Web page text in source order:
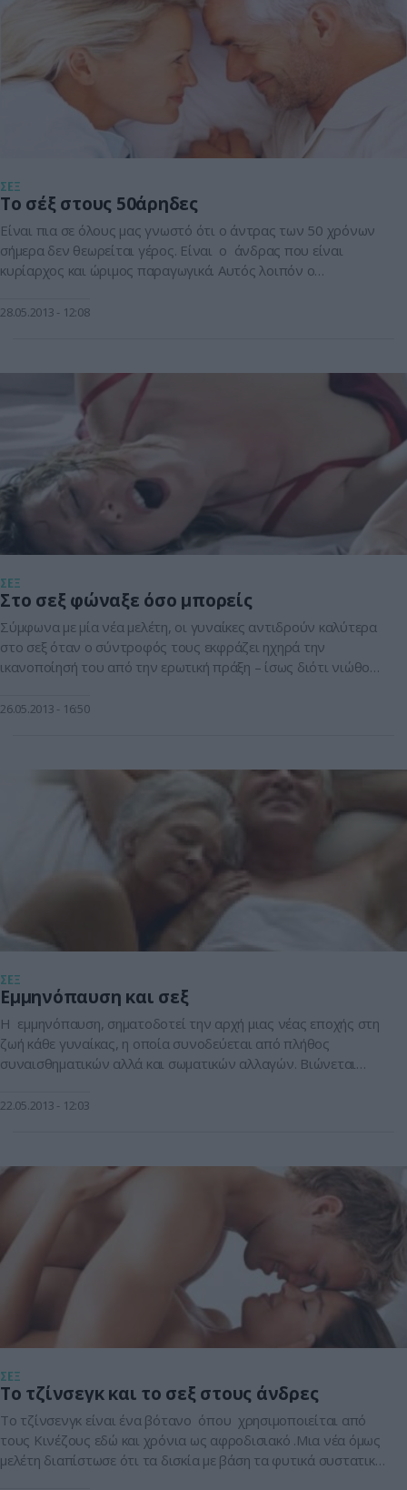
ΣΕΞ
Το σέξ στους 50άρηδες
Είναι πια σε όλους μας γνωστό ότι ο άντρας των 50 χρόνων
σήμερα δεν θεωρείται γέρος. Είναι ο άνδρας που είναι
κυρίαρχος και ώριμος παραγωγικά. Αυτός λοιπόν ο
είναι όμορφος, να προσέχει τον εαυτό του. Είναι η ηλικία που
28.05.2013 12:08
ΣΕΞ
Στο σεξ φώναξε όσο μπορείς
Σύμφωνα με μία νέα μελέτη, οι γυναίκες αντιδρούν καλύτερα
στο σεξ όταν ο σύντροφός τους εκφράζει ηχηρά την
ικανοποίησή του από την ερωτική πράξη – ίσως διότι νιώθουν
τυγχάνουν αποδοχής από αυτόν. Οι, δε, άντρες επίσης
26.05.2013 16:50
ΣΕΞ
Εμμηνόπαυση και σεξ
H εμμηνόπαυση, σηματοδοτεί την αρχή μιας νέας εποχής στη
ζωή κάθε γυναίκας, η οποία συνοδεύεται από πλήθος
συναισθηματικών αλλά και σωματικών αλλαγών. Βιώνεται
55 ετών και μπορεί να διαρκέσει από μερικούς μήνες έως και
22.05.2013 12:03
ΣΕΞ
Το τζίνσεγκ και το σεξ στους άνδρες
Το τζίνσενγκ είναι ένα βότανο όπου χρησιμοποιείται από
τους Κινέζους εδώ και χρόνια ως αφροδισιακό .Μια νέα όμως
μελέτη διαπίστωσε ότι τα δισκία με βάση τα φυτικά συστατικά